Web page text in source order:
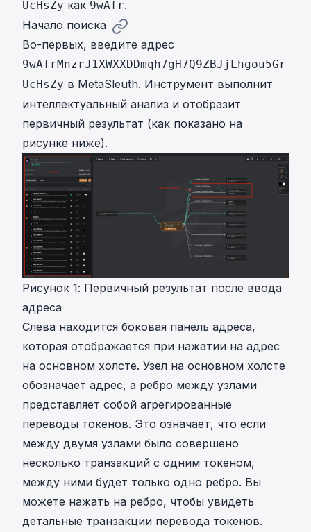
UcHsZy как 9wAfr.
Начало поиска
Во-первых, введите адрес
9wAfrMnzrJ1XWXXDDmqh7gH7Q9ZBJjLhgou5Gr
UcHsZy в MetaSleuth. Инструмент выполнит
интеллектуальный анализ и отобразит
первичный результат (как показано на
рисунке ниже).
Рисунок 1: Первичный результат после ввода
адреса
Слева находится боковая панель адреса,
которая отображается при нажатии на адрес
на основном холсте. Узел на основном холсте
обозначает адрес, а ребро между узлами
представляет собой агрегированные
переводы токенов. Это означает, что если
между двумя узлами было совершено
несколько транзакций с одним токеном,
между ними будет только одно ребро. Вы
можете нажать на ребро, чтобы увидеть
детальные транзакции перевода токенов.